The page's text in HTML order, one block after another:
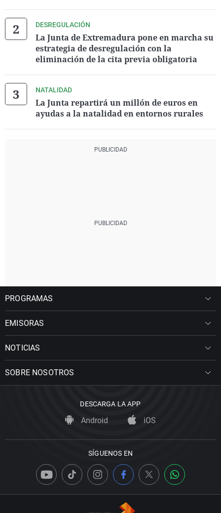
DESREGULACIÓN
La Junta de Extremadura pone en marcha su
estrategia de desregulación con la
eliminación de la cita previa obligatoria
NATALIDAD
La Junta repartirá un millón de euros en
ayudas a la natalidad en entornos rurales
PROGRAMAS
EMISORAS
NOTICIAS
SOBRE NOSOTROS
DESCARGA LA APP
Android iOS
SÍGUENOS EN